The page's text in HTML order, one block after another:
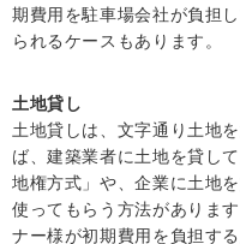
期費用を駐車場会社が負担
られるケースもあります。
土地貸し
土地貸しは、文字通り土地
ば、建築業者に土地を貸し
地権方式」や、企業に土地
使ってもらう方法がありま
ナー様が初期費用を負担す